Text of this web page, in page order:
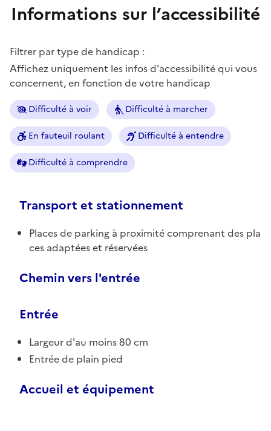
Informations sur l’accessibilité
Filtrer par type de handicap :
Affichez uniquement les infos d'accessibilité qui vous
concernent, en fonction de votre handicap
Difficulté à voir Difficulté à marcher
En fauteuil roulant Difficulté à entendre
Difficulté à comprendre
Transport et stationnement
Places de parking à proximité comprenant des pla
ces adaptées et réservées
Chemin vers l'entrée
Entrée
Largeur d'au moins 80 cm
Entrée de plain pied
Accueil et équipement